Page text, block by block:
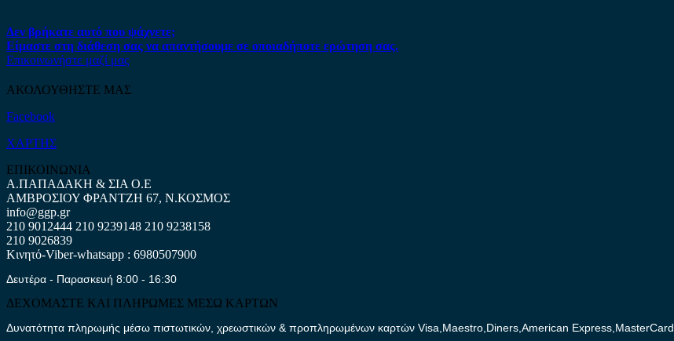
Δεν βρήκατε αυτό που ψάχνετε;
Είμαστε στη διάθεση σας να απαντήσουμε σε οποιαδήποτε ερώτηση σας.
Επικοινωνήστε μαζί μας
ΑΚΟΛΟΥΘΗΣΤΕ ΜΑΣ
Facebook
ΧΑΡΤΗΣ
ΕΠΙΚΟΙΝΩΝΙΑ
Α.ΠΑΠΑΔΑΚΗ & ΣΙΑ Ο.Ε
ΑΜΒΡΟΣΙΟΥ ΦΡΑΝΤΖΗ 67, Ν.ΚΟΣΜΟΣ
info@ggp.gr
210 9012444 210 9239148 210 9238158
210 9026839
Κινητό-Viber-whatsapp : 6980507900
Δευτέρα - Παρασκευή 8:00 - 16:30
ΔΕΧΟΜΑΣΤΕ ΚΑΙ ΠΛΗΡΩΜΕΣ ΜΕΣΩ ΚΑΡΤΩΝ
Δυνατότητα πληρωμής μέσω πιστωτικών, χρεωστικών & προπληρωμένων καρτών Visa,Maestro,Diners,American Express,MasterCard.